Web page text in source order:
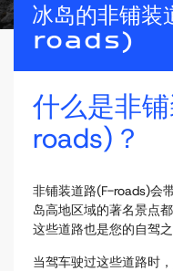
冰岛的非铺
roads)
什么是非
roads)？
非铺装道路(F-roads)会
岛高地区域的著名景点
这些道路也是您的自驾
当驾车驶过这些道路时